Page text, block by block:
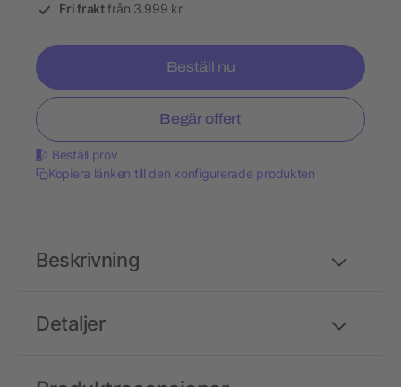
Fri fraktfrån 3.999 kr
Beställ nu
Begär offert
Beställ prov
Kopiera länken till den konfigurerade produkten
Detaljer
Beskrivning